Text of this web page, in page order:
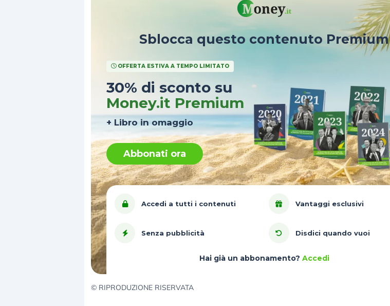
Sblocca questo contenuto Premium
OFFERTA ESTIVA A TEMPO LIMITATO
30% di sconto su
Money.it Premium
+ Libro in omaggio
Abbonati ora
Accedi a tutti i contenuti Vantaggi esclusivi
Senza pubblicità Disdici quando vuoi
Hai già un abbonamento? Accedi
© RIPRODUZIONE RISERVATA